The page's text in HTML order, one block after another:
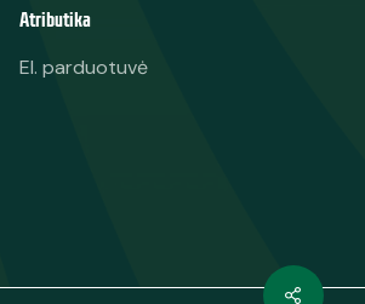
Atributika
El. parduotuvė